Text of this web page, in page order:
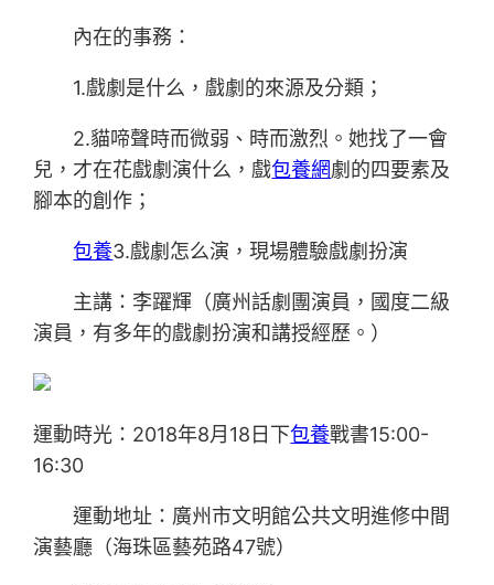
內在的事務：
1.戲劇是什么，戲劇的來源及分類；
2.貓啼聲時而微弱、時而激烈。她找了一會
兒，才在花戲劇演什么，戲包養網劇的四要素及
腳本的創作；
包養3.戲劇怎么演，現場體驗戲劇扮演
主講：李躍輝（廣州話劇團演員，國度二級
演員，有多年的戲劇扮演和講授經歷。）
運動時光：2018年8月18日下包養戰書15:00-
16:30
運動地址：廣州市文明館公共文明進修中間
演藝廳（海珠區藝苑路47號）